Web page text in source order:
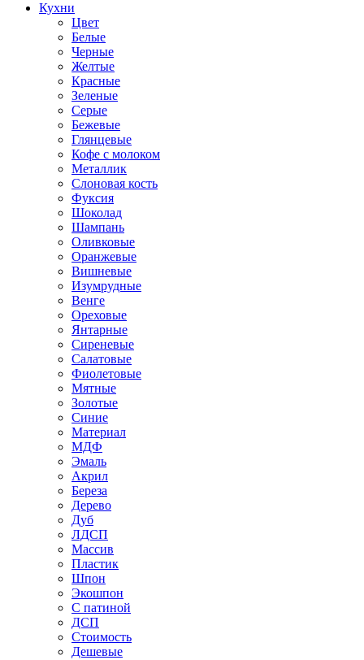
Кухни
Цвет
Белые
Черные
Желтые
Красные
Зеленые
Серые
Бежевые
Глянцевые
Кофе с молоком
Металлик
Слоновая кость
Фуксия
Шоколад
Шампань
Оливковые
Оранжевые
Вишневые
Изумрудные
Венге
Ореховые
Янтарные
Сиреневые
Салатовые
Фиолетовые
Мятные
Золотые
Синие
Материал
МДФ
Эмаль
Акрил
Береза
Дерево
Дуб
ЛДСП
Массив
Пластик
Шпон
Экошпон
С патиной
ДСП
Стоимость
Дешевые